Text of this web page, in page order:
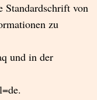
Standardschrift von
zu
und in der